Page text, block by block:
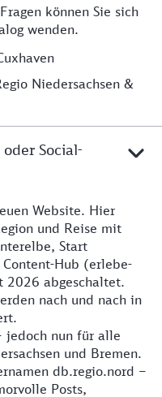
können Sie sich
wenden.
Niedersachsen &
Social-
Website. Hier
und Reise mit
Start
Hub (erlebe-
2026 abgeschaltet.
nach und nach in
jedoch nun für alle
und Bremen.
db.regio.nord –
Posts,